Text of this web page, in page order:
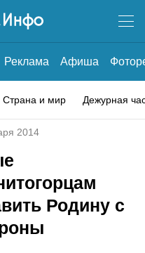
Реклама Афиша
Страна и мир Дежурная
2014
Родину с